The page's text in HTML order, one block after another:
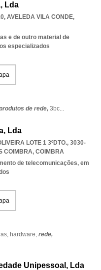
Lda
, AVELEDA VILA CONDE,
e de outro material de
especializados
de rede, 3bc...
Lda
LOTE 1 3ºDTO., 3030-
COIMBRA, COIMBRA
de telecomunicações, em
hardware, rede,
Unipessoal, Lda